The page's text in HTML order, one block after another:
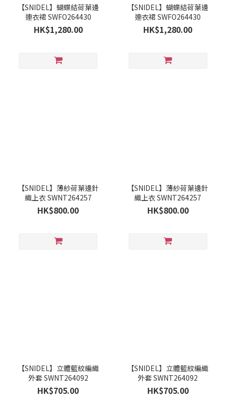
【SNIDEL】蝴蝶結荷葉邊
連衣裙 SWFO264430
HK$1,280.00
【SNIDEL】蝴蝶結荷葉邊
連衣裙 SWFO264430
HK$1,280.00
【SNIDEL】薄紗荷葉邊針
織上衣 SWNT264257
HK$800.00
【SNIDEL】薄紗荷葉邊針
織上衣 SWNT264257
HK$800.00
【SNIDEL】立體籃紋編織
外套 SWNT264092
HK$705.00
【SNIDEL】立體籃紋編織
外套 SWNT264092
HK$705.00